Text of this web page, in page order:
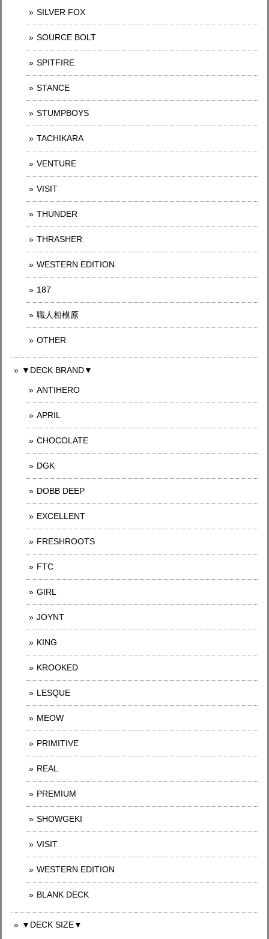
SILVER FOX
SOURCE BOLT
SPITFIRE
STANCE
STUMPBOYS
TACHIKARA
VENTURE
VISIT
THUNDER
THRASHER
WESTERN EDITION
187
職人相模原
OTHER
▼DECK BRAND▼
ANTIHERO
APRIL
CHOCOLATE
DGK
DOBB DEEP
EXCELLENT
FRESHROOTS
FTC
GIRL
JOYNT
KING
KROOKED
LESQUE
MEOW
PRIMITIVE
REAL
PREMIUM
SHOWGEKI
VISIT
WESTERN EDITION
BLANK DECK
▼DECK SIZE▼